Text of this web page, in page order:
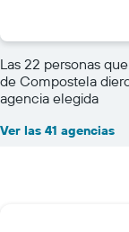
Las 22 personas
de Compostela
agencia elegida
Ver las 41 agencias